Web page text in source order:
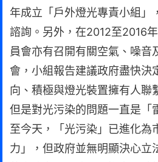
年成立「戶外燈光專責小組」
諮詢。另外，在2012至2016
員會亦有召開有關空氣、噪音
會，小組報告建議政府盡快決
向、積極與燈光裝置擁有人聯
但是對光污染的問題一直是「
至今天，「光污染」已進化為
力」，但政府並無明顯決心立